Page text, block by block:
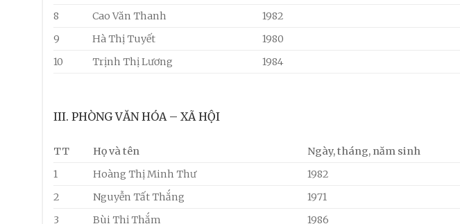
8
Cao Văn Thanh 1982
9
Hà Thị Tuyết 1980
10
Trịnh Thị Lương 1984
III. PHÒNG VĂN HÓA – XÃ HỘI
TT Họ và tên Ngày, tháng, năm sinh
1
Hoàng Thị Minh Thư 1982
2
Nguyễn Tất Thắng 1971
3
Bùi Thị Thắm 1986